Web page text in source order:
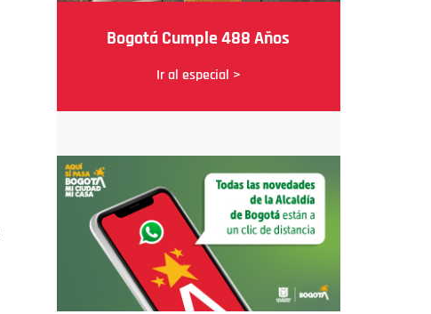
Bogotá Cumple 488 Años
Ir al especial >